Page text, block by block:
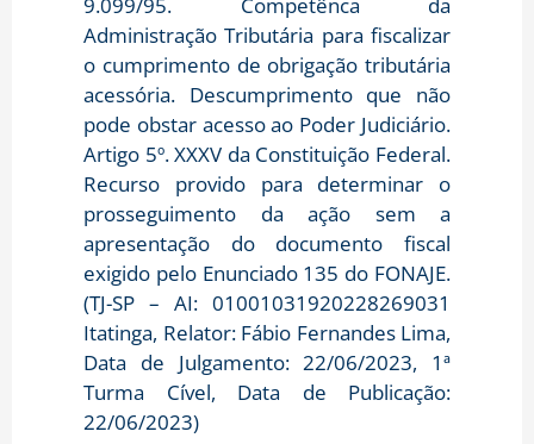
Administração Tributária para fiscalizar
o cumprimento de obrigação tributária
acessória. Descumprimento que não
pode obstar acesso ao Poder Judiciário.
Artigo 5º. XXXV da Constituição Federal.
Recurso provido para determinar o
prosseguimento da ação sem a
apresentação do documento fiscal
exigido pelo Enunciado 135 do FONAJE.
(TJ-SP – AI: 01001031920228269031
Itatinga, Relator: Fábio Fernandes Lima,
Data de Julgamento: 22/06/2023, 1ª
Turma Cível, Data de Publicação:
22/06/2023)